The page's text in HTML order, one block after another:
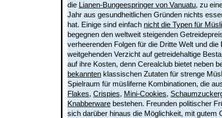
die Lianen-Bungeespringer von Vanuatu, zu
Jahr aus gesundheitlichen Gründen nichts
hat. Einige sind einfach nicht die Typen für
begegnen den weltweit steigenden
verheerenden Folgen für die Dritte Welt und
weitgehenden Verzicht auf getreidehaltige
auf ihre Kosten, denn Cerealclub bietet neben
bekannten klassischen Zutaten für strenge
Spielraum für müsliferne Kombinationen, die
Flakes, Crispies, Mini-Cookies,
Knabberware bestehen. Freunden politischer
sich darüber hinaus die Möglichkeit, mit gutem